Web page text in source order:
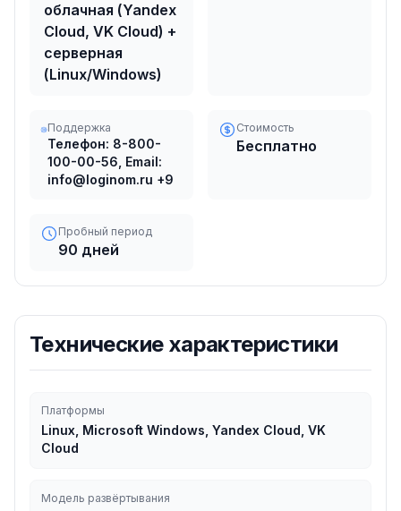
облачная (Yandex
Cloud, VK Cloud) +
серверная
(Linux/Windows)
Поддержка
Телефон: 8-800-
100-00-56, Email:
info@loginom.ru +9
Стоимость
Бесплатно
Пробный период
90 дней
Технические характеристики
Платформы
Linux, Microsoft Windows, Yandex Cloud, VK
Cloud
Модель развёртывания